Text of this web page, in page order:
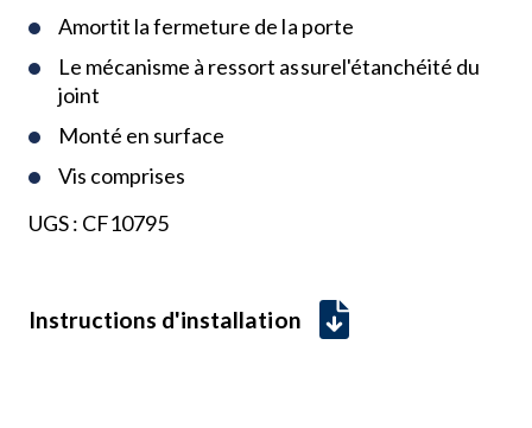
Amortit la fermeture de la porte
Le mécanisme à ressort assurel'étanchéité du
joint
Monté en surface
Vis comprises
UGS : CF10795
Instructions d'installation